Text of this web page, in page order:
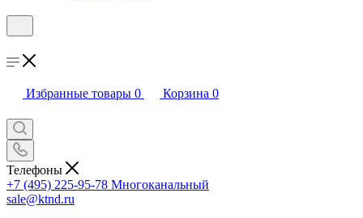
Избранные товары 0 Корзина 0
Телефоны
+7 (495) 225-95-78 Многоканальный
sale@ktnd.ru